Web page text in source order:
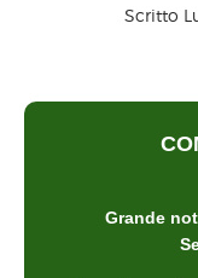
Scritto
Grande